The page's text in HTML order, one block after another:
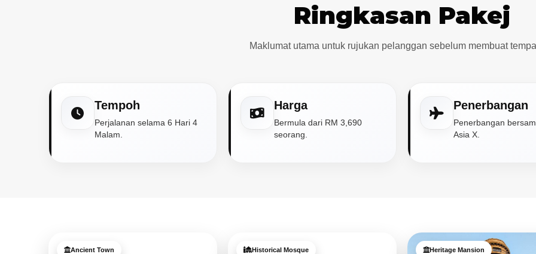
Ringkasan Pakej
Maklumat utama untuk rujukan pelanggan sebelum membuat
Tempoh
Perjalanan selama 6 Hari 4
Malam.
Harga
Bermula dari RM 3,690
seorang.
Penerbangan
Penerbangan
Asia X.
Ancient Town Historical Mosque Heritage Mansion